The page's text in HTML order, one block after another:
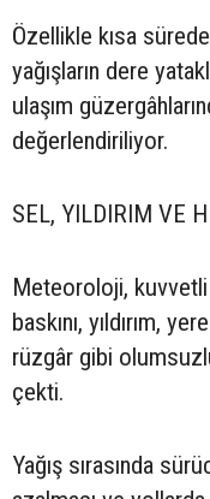
Özellikle kısa
yağışların dere
ulaşım
değerlendiriliyor.
SEL, YILDIRIM VE
Meteoroloji,
baskını, yıldırım,
rüzgâr gibi
çekti.
Yağış sırasında